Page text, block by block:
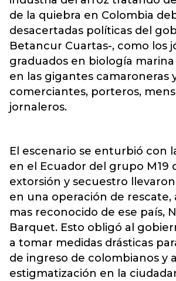
de la quiebra en Colombia
desacertadas políticas del
Betancur Cuartas-, como los
graduados en biología
en las gigantes camaroneras
comerciantes, porteros,
jornaleros.
El escenario se enturbió con
en el Ecuador del grupo M19
extorsión y secuestro
en una operación de rescate,
mas reconocido de ese país,
Barquet. Esto obligó al
a tomar medidas drásticas
de ingreso de colombianos y
estigmatización en la